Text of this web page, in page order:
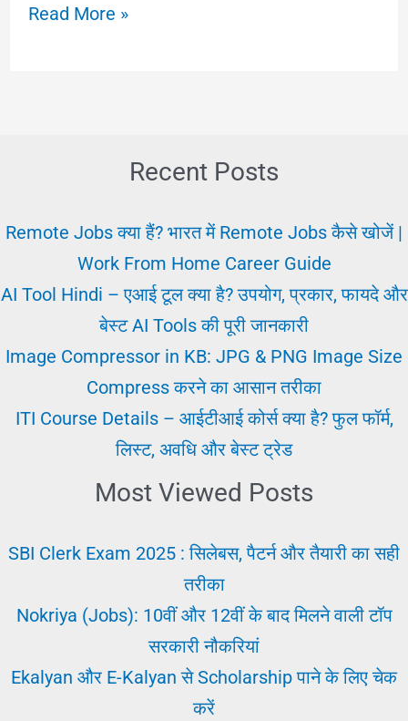
अब
पाएँ?
Rojgar
Ki
Visheshtayen
Read More »
Recent Posts
Remote Jobs क्या हैं? भारत में Remote Jobs कैसे खोजें |
Work From Home Career Guide
AI Tool Hindi – एआई टूल क्या है? उपयोग, प्रकार, फायदे और
बेस्ट AI Tools की पूरी जानकारी
Image Compressor in KB: JPG & PNG Image Size
Compress करने का आसान तरीका
ITI Course Details – आईटीआई कोर्स क्या है? फुल फॉर्म,
लिस्ट, अवधि और बेस्ट ट्रेड
Most Viewed Posts
SBI Clerk Exam 2025 : सिलेबस, पैटर्न और तैयारी का सही
तरीका
Nokriya (Jobs): 10वीं और 12वीं के बाद मिलने वाली टॉप
सरकारी नौकरियां
Ekalyan और E-Kalyan से Scholarship पाने के लिए चेक
करें